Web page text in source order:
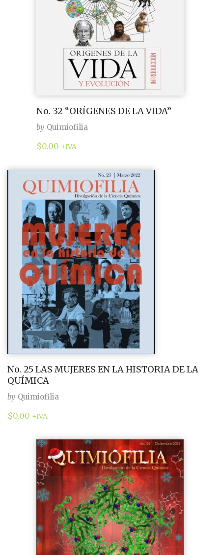
No. 32 “ORÍGENES DE LA VIDA”
by Quimiofilia
$0.00 +IVA
No. 25 LAS MUJERES EN LA HISTORIA DE LA
QUÍMICA
by Quimiofilia
$0.00 +IVA